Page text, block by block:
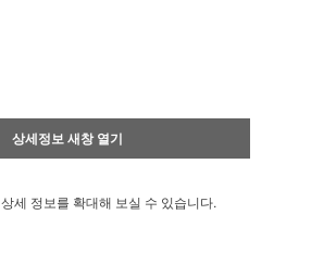
상세정보 새창 열기
상세 정보를 확대해 보실 수 있습니다.